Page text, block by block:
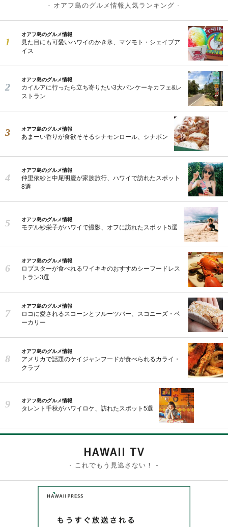
- オアフ島のグルメ情報人気ランキング -
オアフ島のグルメ情報
見た目にも可愛いハワイのかき氷、マツモト・シェイブア
イス
オアフ島のグルメ情報
カイルアに行ったら立ち寄りたい3大パンケーキカフェ&レ
ストラン
オアフ島のグルメ情報
あまーい香りが食欲そそるシナモンロール、シナボン
オアフ島のグルメ情報
仲里依紗と中尾明慶が家族旅行、ハワイで訪れたスポット
8選
オアフ島のグルメ情報
モデル紗栄子がハワイで撮影、オフに訪れたスポット5選
オアフ島のグルメ情報
ロブスターが食べれるワイキキのおすすめシーフードレス
トラン3選
オアフ島のグルメ情報
ロコに愛されるスコーンとフルーツバー、スコニーズ・ベ
ーカリー
オアフ島のグルメ情報
アメリカで話題のケイジャンフードが食べられるカライ・
クラブ
オアフ島のグルメ情報
タレント千秋がハワイロケ、訪れたスポット5選
HAWAII TV
- これでもう見逃さない！ -